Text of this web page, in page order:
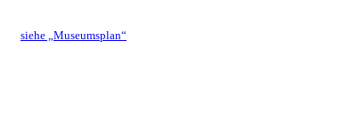
siehe „Museumsplan“